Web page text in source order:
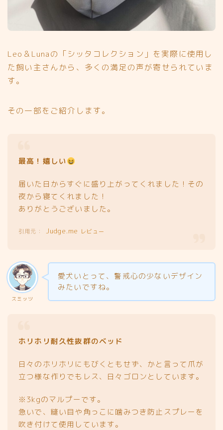
Leo＆Lunaの「シッタコレクション」を実際に使用し
た飼い主さんから、多くの満足の声が寄せられていま
す。
その一部をご紹介します。
最高！嬉しい
届いた日からすぐに盛り上がってくれました！その
夜から寝てくれました！
ありがとうございました。
Judge.me レビュー
スミッツ
愛犬いとって、警戒心の少ないデザイン
みたいですね。
ホリホリ耐久性抜群のベッド
日々のホリホリにもびくともせず、かと言って爪が
立つ様な作りでもレス、日々ゴロンとしています。
※3kgのマルプーです。
急いで、縫い目や角っこに噛みつき防止スプレーを
吹き付けて使用しています。